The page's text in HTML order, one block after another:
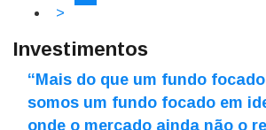
>
Investimentos
“Mais do que um fundo
somos um fundo focado em
onde o mercado ainda não o